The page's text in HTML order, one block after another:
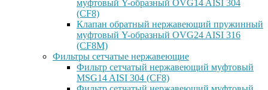
муфтовый Y-образный OVG14 AISI 304
(CF8)
Клапан обратный нержавеющий пружинный
муфтовый Y-образный OVG24 AISI 316
(CF8М)
Фильтры сетчатые нержавеющие
Фильтр сетчатый нержавеющий муфтовый
MSG14 AISI 304 (CF8)